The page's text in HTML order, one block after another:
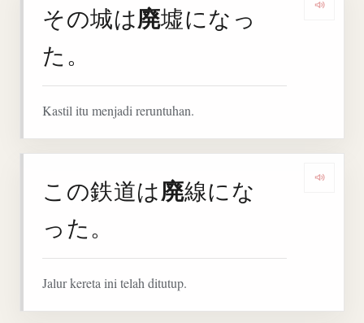
その城は廃墟になっ
た。
Kastil itu menjadi reruntuhan.
この鉄道は廃線にな
った。
Jalur kereta ini telah ditutup.